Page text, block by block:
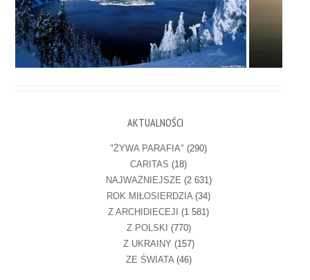
AKTUALNOŚCI
"ŻYWA PARAFIA" (290)
CARITAS (18)
NAJWAŻNIEJSZE (2 631)
ROK MIŁOSIERDZIA(34)
Z ARCHIDIECEJI (1 581)
Z POLSKI (770)
Z UKRAINY (157)
ZE ŚWIATA(46)